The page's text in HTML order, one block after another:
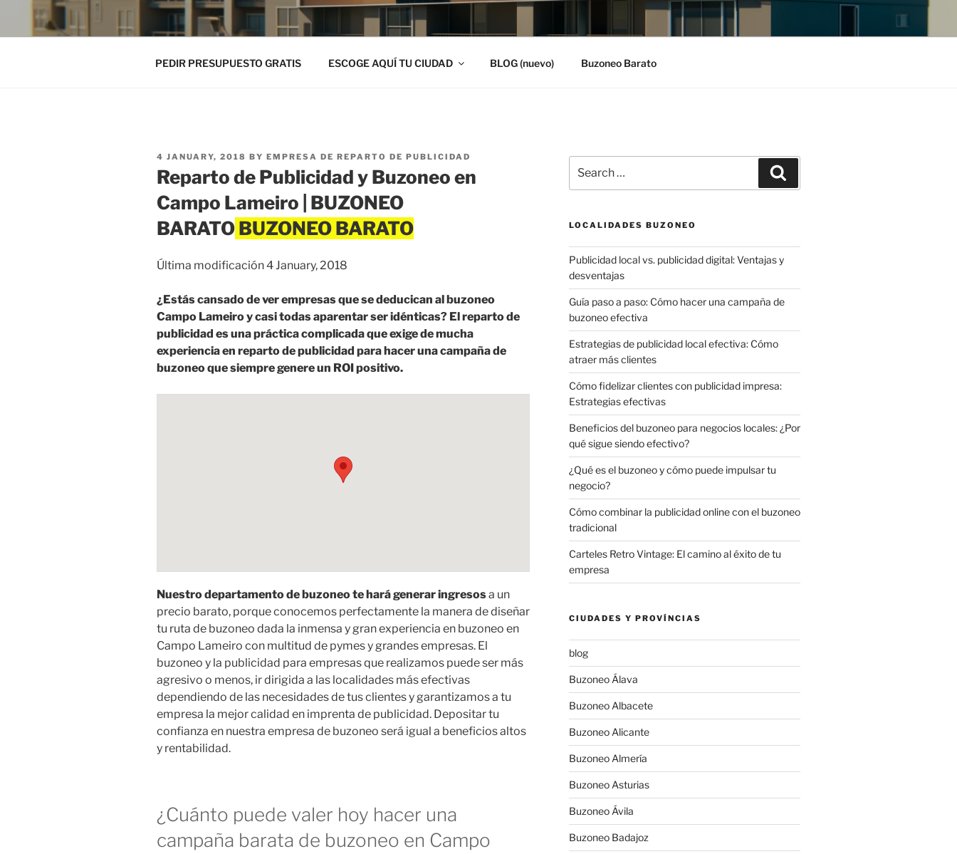
PEDIR PRESUPUESTO GRATIS ESCOGE AQUÍ TU CIUDAD BLOG (nuevo) Buzoneo Barato
POSTED
ON
4 JANUARY, 2018 BY EMPRESA DE REPARTO DE PUBLICIDAD
Reparto de Publicidad y Buzoneo en
Campo Lameiro | BUZONEO
BARATO
Última modificación 4 January, 2018
¿Estás cansado de ver empresas que se deducican al buzoneo
Campo Lameiro y casi todas aparentar ser idénticas? El reparto de
publicidad es una práctica complicada que exige de mucha
experiencia en reparto de publicidad para hacer una campaña de
buzoneo que siempre genere un ROI positivo.
Nuestro departamento de buzoneo te hará generar ingresosa un
precio barato, porque conocemos perfectamente la manera de diseñar
tu ruta de buzoneo dada la inmensa y gran experiencia en buzoneo en
Campo Lameiro con multitud de pymes y grandes empresas. El
buzoneo y la publicidad para empresas que realizamos puede ser más
agresivo o menos, ir dirigida a las localidades más efectivas
dependiendo de las necesidades de tus clientes y garantizamos a tu
empresa la mejor calidad en imprenta de publicidad. Depositar tu
confianza en nuestra empresa de buzoneo será igual a beneficios altos
y rentabilidad.
¿Cuánto puede valer hoy hacer una
campaña barata de buzoneo en Campo
for:
LOCALIDADES BUZONEO
Publicidad local vs. publicidad digital: Ventajas y
desventajas
Guía paso a paso: Cómo hacer una campaña de
buzoneo efectiva
Estrategias de publicidad local efectiva: Cómo
atraer más clientes
Cómo fidelizar clientes con publicidad impresa:
Estrategias efectivas
Beneficios del buzoneo para negocios locales: ¿Por
qué sigue siendo efectivo?
¿Qué es el buzoneo y cómo puede impulsar tu
negocio?
Cómo combinar la publicidad online con el buzoneo
tradicional
Carteles Retro Vintage: El camino al éxito de tu
empresa
CIUDADES Y PROVÍNCIAS
blog
Buzoneo Álava
Buzoneo Albacete
Buzoneo Alicante
Buzoneo Almería
Buzoneo Asturias
Buzoneo Ávila
Buzoneo Badajoz